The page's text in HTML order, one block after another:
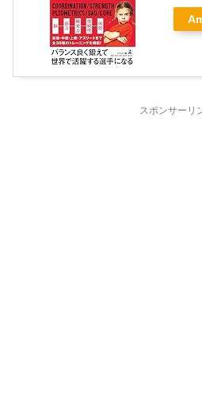
スポンサーリ